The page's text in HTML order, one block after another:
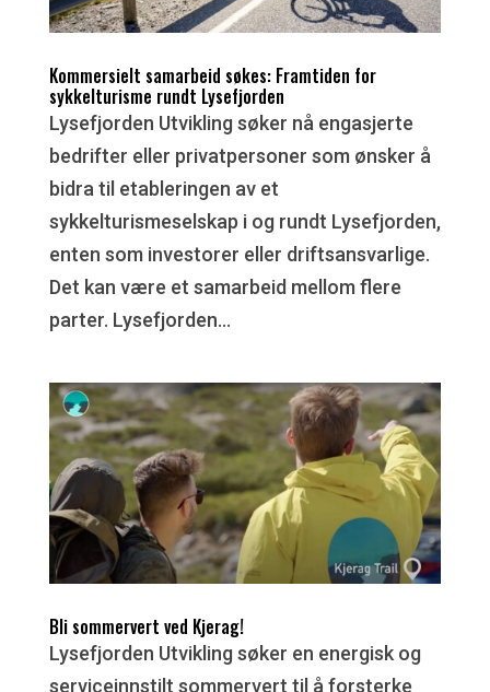
Kommersielt samarbeid søkes: Framtiden for
sykkelturisme rundt Lysefjorden
Lysefjorden Utvikling søker nå engasjerte
bedrifter eller privatpersoner som ønsker å
bidra til etableringen av et
sykkelturismeselskap i og rundt Lysefjorden,
enten som investorer eller driftsansvarlige.
Det kan være et samarbeid mellom flere
parter. Lysefjorden...
Bli sommervert ved Kjerag!
Lysefjorden Utvikling søker en energisk og
serviceinnstilt sommervert til å forsterke